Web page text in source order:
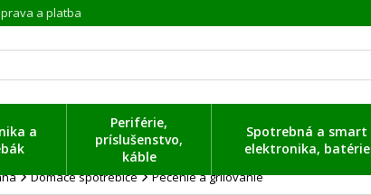
a platba
a
Periférie,
príslušenstvo,
káble
Spotrebná a smart
elektronika, batérie
Domáce spotrebiče Pečenie a grilovanie